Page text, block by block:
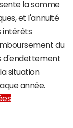
la somme
et l'annuité
intérêts
du
d'endettement
situation
année.